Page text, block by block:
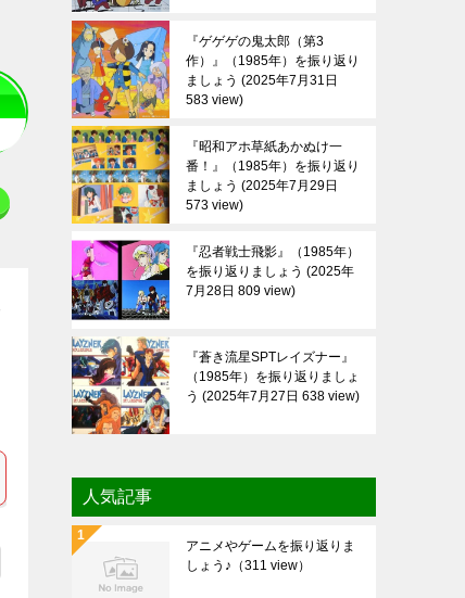
『ゲゲゲの鬼太郎（第3
作）』（1985年）を振り返り
ましょう
2025年7月31日
583 view
『昭和アホ草紙あかぬけ一
番！』（1985年）を振り返り
ましょう
2025年7月29日
573 view
『忍者戦士飛影』（1985年）
を振り返りましょう
2025年
7月28日 809 view
『蒼き流星SPTレイズナー』
（1985年）を振り返りましょ
う
2025年7月27日 638 view
人気記事
アニメやゲームを振り返りま
しょう♪ （311 view）